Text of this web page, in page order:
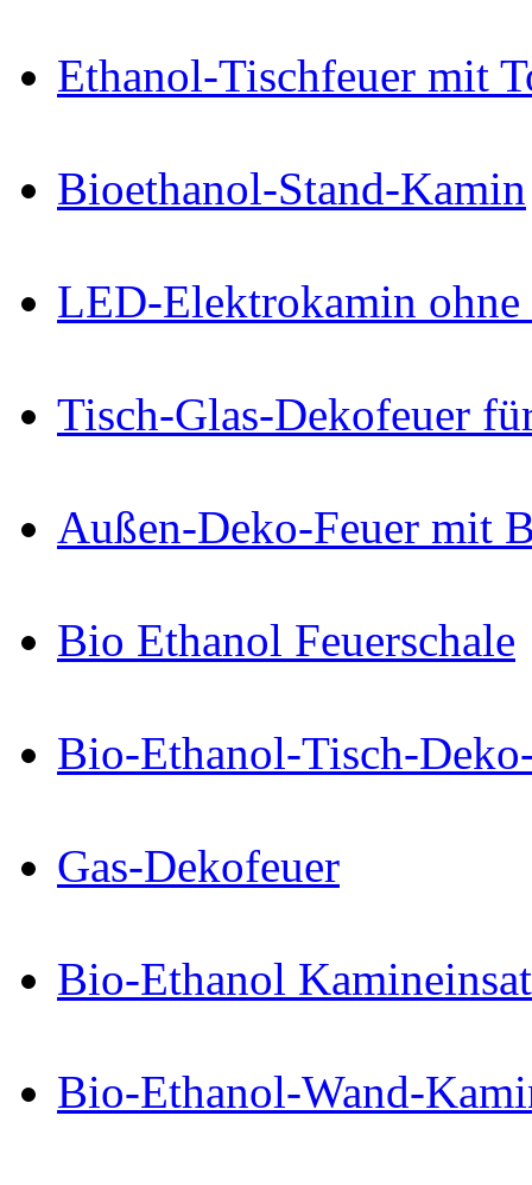
Ethanol-Tischfeuer mit
Bioethanol-Stand-Kamin
LED-Elektrokamin
Tisch-Glas-Dekofeuer
Außen-Deko-Feuer mit
Bio Ethanol Feuerschale
Bio-Ethanol-Tisch-
Gas-Dekofeuer
Bio-Ethanol
Bio-Ethanol-Wand-